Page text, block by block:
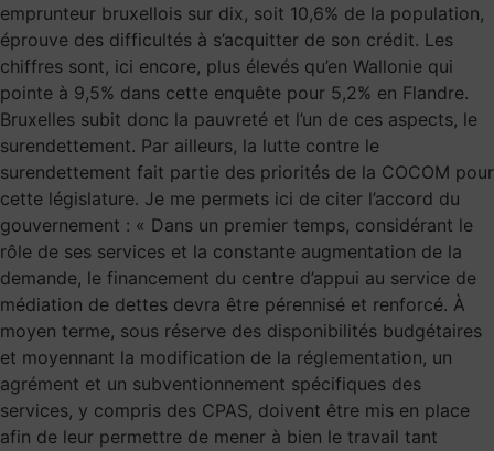
emprunteur bruxellois sur dix, soit 10,6% de la population,
éprouve des difficultés à s’acquitter de son crédit. Les
chiffres sont, ici encore, plus élevés qu’en Wallonie qui
pointe à 9,5% dans cette enquête pour 5,2% en Flandre.
Bruxelles subit donc la pauvreté et l’un de ces aspects, le
surendettement. Par ailleurs, la lutte contre le
surendettement fait partie des priorités de la COCOM pour
cette législature. Je me permets ici de citer l’accord du
gouvernement : « Dans un premier temps, considérant le
rôle de ses services et la constante augmentation de la
demande, le financement du centre d’appui au service de
médiation de dettes devra être pérennisé et renforcé. À
moyen terme, sous réserve des disponibilités budgétaires
et moyennant la modification de la réglementation, un
agrément et un subventionnement spécifiques des
services, y compris des CPAS, doivent être mis en place
afin de leur permettre de mener à bien le travail tant